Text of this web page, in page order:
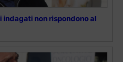
indagati non rispondono al